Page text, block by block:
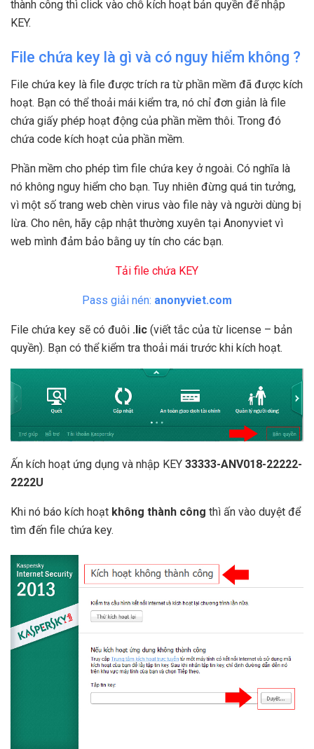
thành công thì click vào chỗ kích hoạt bản quyền để nhập
KEY.
File chứa key là gì và có nguy hiểm không ?
File chứa key là file được trích ra từ phần mềm đã được kích
hoạt. Bạn có thể thoải mái kiểm tra, nó chỉ đơn giản là file
chứa giấy phép hoạt động của phần mềm thôi. Trong đó
chứa code kích hoạt của phần mềm.
Phần mềm cho phép tìm file chứa key ở ngoài. Có nghĩa là
nó không nguy hiểm cho bạn. Tuy nhiên đừng quá tin tưởng,
vì một số trang web chèn virus vào file này và người dùng bị
lừa. Cho nên, hãy cập nhật thường xuyên tại Anonyviet vì
web mình đảm bảo bằng uy tín cho các bạn.
Tải file chứa KEY
Pass giải nén: anonyviet.com
File chứa key sẽ có đuôi .lic (viết tắc của từ license – bản
quyền). Bạn có thể kiểm tra thoải mái trước khi kích hoạt.
Ấn kích hoạt ứng dụng và nhập KEY 33333-ANV018-22222-
2222U
Khi nó báo kích hoạt không thành công thì ấn vào duyệt để
tìm đến file chứa key.